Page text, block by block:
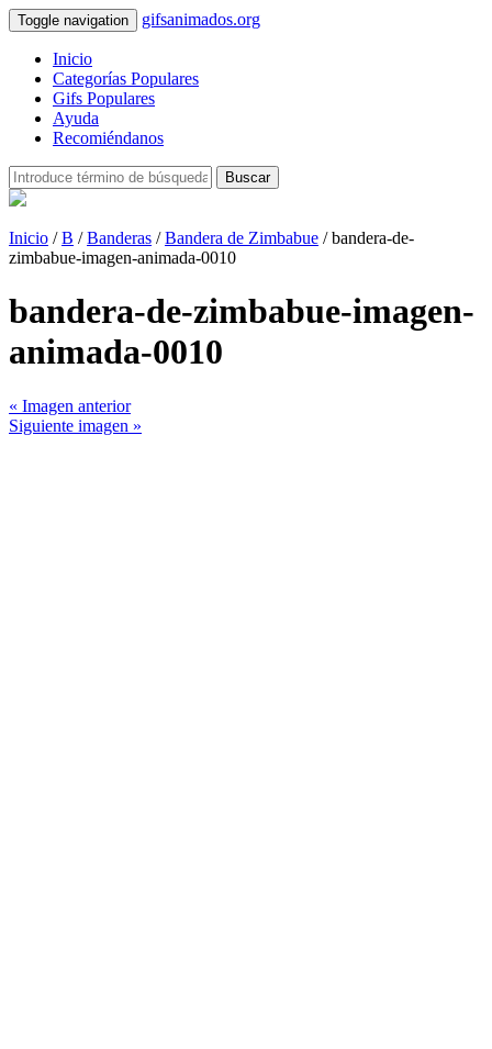
Toggle navigation gifsanimados.org
Inicio
Categorías Populares
Gifs Populares
Ayuda
Recomiéndanos
Buscar
Inicio /B /Banderas /Bandera de Zimbabue / bandera-de-
zimbabue-imagen-animada-0010
bandera-de-zimbabue-imagen-
animada-0010
« Imagen anterior
Siguiente imagen »